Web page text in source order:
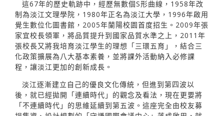
這67年的歷史軌跡中，經歷無數個S形曲線，1958年改
制為淡江文理學院，1980年正名為淡江大學，1996年啟用
覺生數位化圖書館，2005年蘭陽校園首度招生。2009年張
家宜校長領軍，將品質提升到國家品質水準之上，2011年
張校長又將我培育淡江學生的理想「三環五育」，結合三
化政策擴展為八大基本素養，並將課外活動納入必修課
程，讓淡江更加的創新成長。
淡江逐漸建立自己的優良文化傳統，但進到第四波以
後，就已經拋開「連續時代」的觀念及看法，現在更要將
「不連續時代」的思維延續到第五波。這座完全由校友募